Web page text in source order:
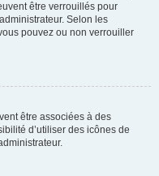
être verrouillés pour
Selon les
pouvez ou non verrouiller
être associées à des
d’utiliser des icônes de